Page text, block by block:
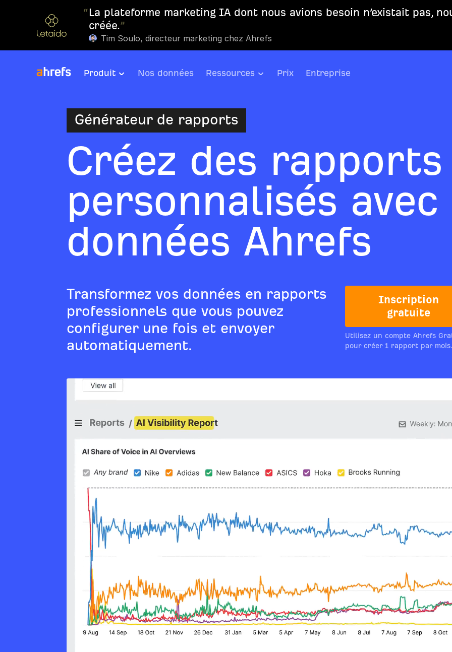
“La plateforme marketing IA dont nous avions besoin n’existait pas,
créée.”
Tim Soulo, directeur marketing chez Ahrefs
Produit Nos données Ressources Prix Entreprise
Générateur de rapports
Créez des rapports
personnalisés avec
données Ahrefs
Transformez vos données en rapports
professionnels que vous pouvez
configurer une fois et envoyer
automatiquement.
Inscription
gratuite
Utilisez un compte Ahrefs
pour créer 1 rapport par mois.